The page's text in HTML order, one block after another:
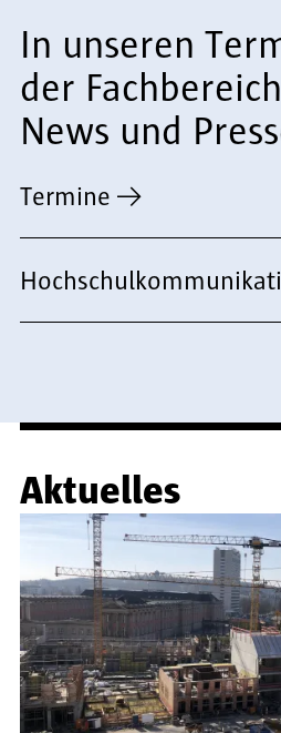
In unseren
der
News und
Termine
Aktuelles